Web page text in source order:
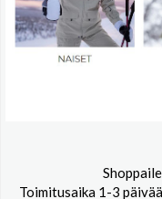
Toimitusaika 1-3